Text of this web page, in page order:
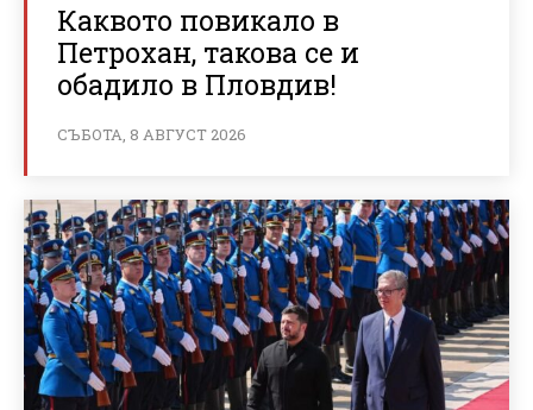
Каквото повикало в
Петрохан, такова се и
обадило в Пловдив!
СЪБОТА, 8 АВГУСТ 2026